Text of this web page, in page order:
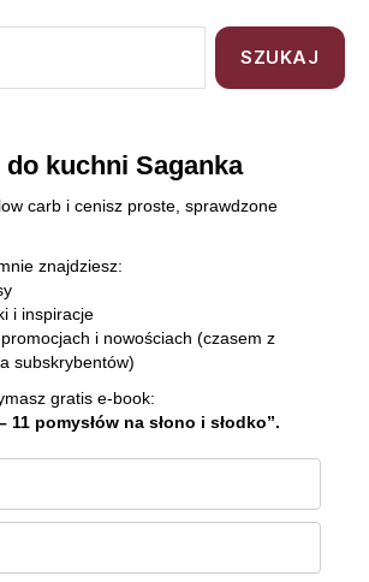
do kuchni Saganka
carb i cenisz proste, sprawdzone
znajdziesz:
i inspiracje
i nowościach (czasem z
subskrybentów)
gratis e-book:
11 pomysłów na słono i słodko”.